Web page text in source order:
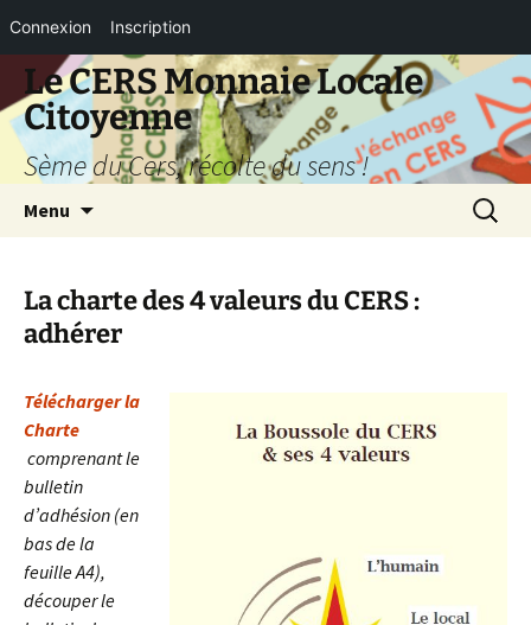
Connexion Inscription
Aller
au
contenu
Le CERS Monnaie Locale
Citoyenne
Sème du Cers, récolte du sens !
Menu
La charte des 4 valeurs du CERS :
adhérer
Télécharger la
Charte
comprenant le
bulletin
d’adhésion (en
bas de la
feuille A4),
découper le